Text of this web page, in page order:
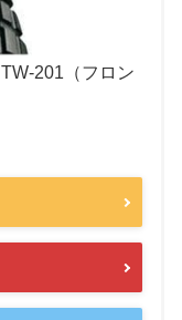
201（フロン